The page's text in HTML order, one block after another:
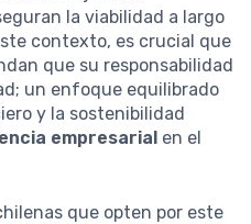
la viabilidad a largo
contexto, es crucial que
que su responsabilidad
un enfoque equilibrado
y la sostenibilidad
empresarial en el
que opten por este